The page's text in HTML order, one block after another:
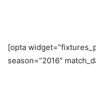
[opta
season=”2016″